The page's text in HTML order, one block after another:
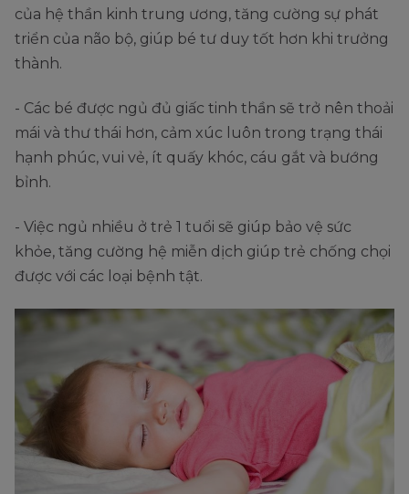
của hệ thần kinh trung ương, tăng cường sự phát
triển của não bộ, giúp bé tư duy tốt hơn khi trưởng
thành.
- Các bé được ngủ đủ giấc tinh thần sẽ trở nên thoải
mái và thư thái hơn, cảm xúc luôn trong trạng thái
hạnh phúc, vui vẻ, ít quấy khóc, cáu gắt và bướng
bỉnh.
- Việc ngủ nhiều ở trẻ 1 tuổi sẽ giúp bảo vệ sức
khỏe, tăng cường hệ miễn dịch giúp trẻ chống chọi
được với các loại bệnh tật.